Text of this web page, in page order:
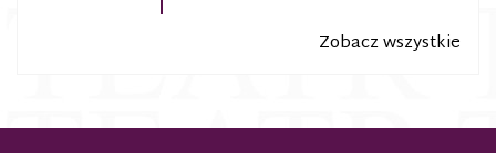
Zobacz wszystkie